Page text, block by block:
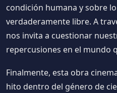
condición humana y sobre
verdaderamente libre. A
nos invita a cuestionar
repercusiones en el mundo
Finalmente, esta obra
hito dentro del género de